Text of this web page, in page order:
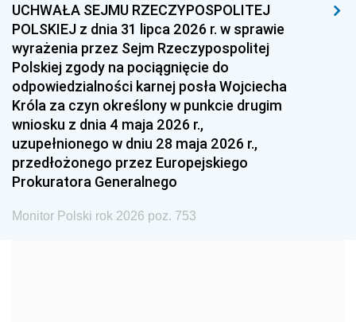
1996 1995 1994
1993 1992 1991
1990 1989
1987 1986 1985
1984 1983
1981 1980 1979
1978 1977
1975 1974
UCHWAŁA SEJMU RZECZYPOSPOLITEJ
POLSKIEJ z dnia 31 lipca 2026 r. w sprawie
wyrażenia przez Sejm Rzeczypospolitej
Polskiej zgody na pociągnięcie do
odpowiedzialności karnej posła Wojciecha
Króla za czyn określony w punkcie drugim
wniosku z dnia 4 maja 2026 r.,
uzupełnionego w dniu 28 maja 2026 r.,
przedłożonego przez Europejskiego
Prokuratora Generalnego
Monitor Polski rok 2026 poz. 753